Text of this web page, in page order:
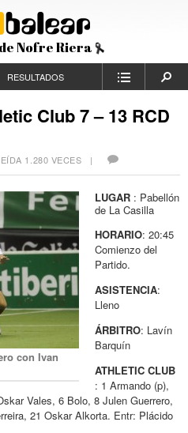
Nofre Riera
RESULTADOS
Club 7 – 13 RCD
1.280 VECES |
con Ivan
LUGAR : Pabellón
de La Casilla
HORARIO: 20:45
Comienzo del
Partido.
ASISTENCIA:
Lleno
ÁRBITRO: Lavín
Barquín
ATHLETIC CLUB
: 1 Armando (p),
Vales, 6 Bolo, 8 Julen Guerrero,
21 Oskar Alkorta. Entr: Plácido